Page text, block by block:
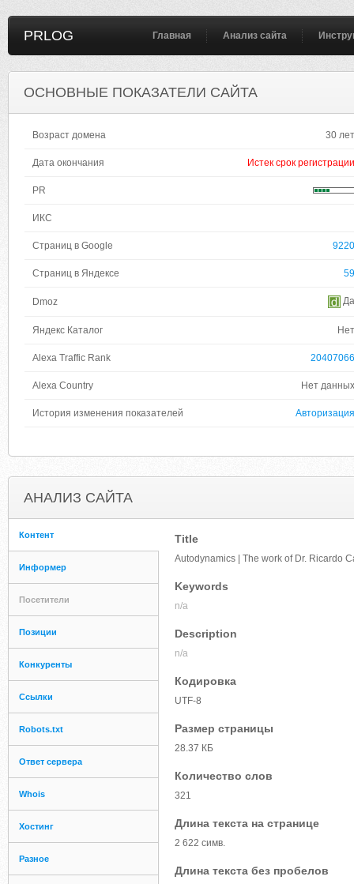
PRLOG Главная Анализ сайта
ОСНОВНЫЕ ПОКАЗАТЕЛИ САЙТА
Возраст домена 30 лет
Дата окончания Истек срок регистрации
PR
ИКС
Страниц в Google 9220
Страниц в Яндексе 59
Dmoz Да
Яндекс Каталог Нет
Alexa Traffic Rank 20407066
Alexa Country Нет данных
История изменения показателей Авторизация
АНАЛИЗ САЙТА
Контент
Информер
Посетители
Позиции
Конкуренты
Ссылки
Robots.txt
Ответ сервера
Whois
Хостинг
Разное
Title
Autodynamics | The work of Dr. Ricardo
Keywords
n/a
Description
n/a
Кодировка
UTF-8
Размер страницы
28.37 КБ
Количество слов
321
Длина текста на странице
2 622 симв.
Длина текста без пробелов